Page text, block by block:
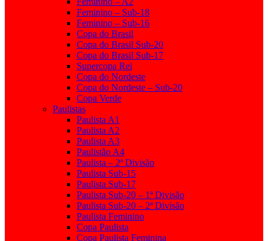
Feminino – Sub-18
Feminino – Sub-16
Copa do Brasil
Copa do Brasil Sub-20
Copa do Brasil Sub-17
Supercopa Rei
Copa do Nordeste
Copa do Nordeste – Sub-20
Copa Verde
Paulistas
Paulista A1
Paulista A2
Paulista A3
Paulistão A4
Paulista – 2ª Divisão
Paulista Sub-15
Paulista Sub-17
Paulista Sub-20 – 1ª Divisão
Paulista Sub-20 – 2ª Divisão
Paulista Feminino
Copa Paulista
Copa Paulista Feminina